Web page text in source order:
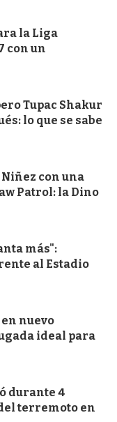
la Liga
con un
Tupac Shakur
lo que se sabe
Niñez con una
Patrol: la Dino
más":
al Estadio
nuevo
ideal para
durante 4
terremoto en